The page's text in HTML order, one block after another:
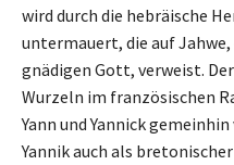
wird durch die hebräische
untermauert, die auf
gnädigen Gott, verweist.
Wurzeln im französischen
Yann und Yannick
Yannik auch als